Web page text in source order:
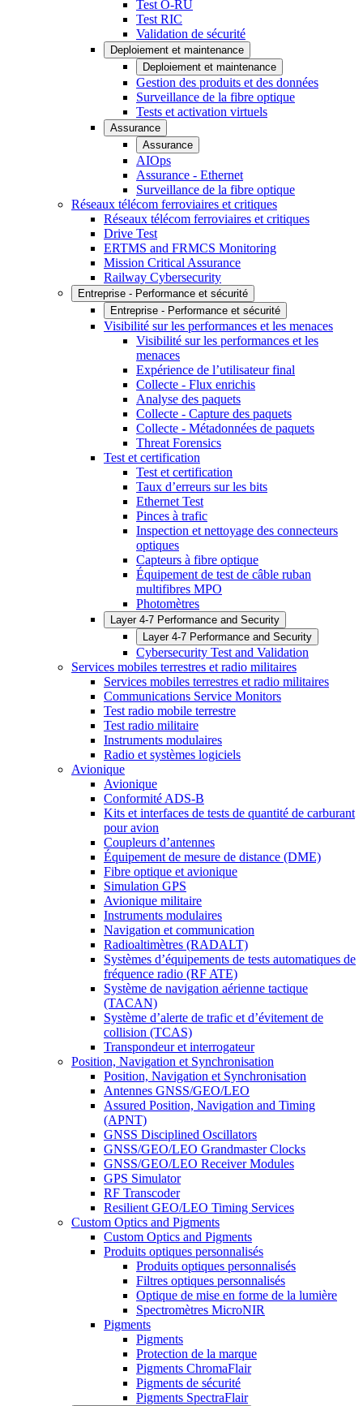
Test O-RU
Test RIC
Validation de sécurité
Deploiement et maintenance
Deploiement et maintenance
Gestion des produits et des données
Surveillance de la fibre optique
Tests et activation virtuels
Assurance
Assurance
AIOps
Assurance - Ethernet
Surveillance de la fibre optique
Réseaux télécom ferroviaires et critiques
Réseaux télécom ferroviaires et critiques
Drive Test
ERTMS and FRMCS Monitoring
Mission Critical Assurance
Railway Cybersecurity
Entreprise - Performance et sécurité
Entreprise - Performance et sécurité
Visibilité sur les performances et les menaces
Visibilité sur les performances et les
menaces
Expérience de l’utilisateur final
Collecte - Flux enrichis
Analyse des paquets
Collecte - Capture des paquets
Collecte - Métadonnées de paquets
Threat Forensics
Test et certification
Test et certification
Taux d’erreurs sur les bits
Ethernet Test
Pinces à trafic
Inspection et nettoyage des connecteurs
optiques
Capteurs à fibre optique
Équipement de test de câble ruban
multifibres MPO
Photomètres
Layer 4-7 Performance and Security
Layer 4-7 Performance and Security
Cybersecurity Test and Validation
Services mobiles terrestres et radio militaires
Services mobiles terrestres et radio militaires
Communications Service Monitors
Test radio mobile terrestre
Test radio militaire
Instruments modulaires
Radio et systèmes logiciels
Avionique
Avionique
Conformité ADS-B
Kits et interfaces de tests de quantité de carburant
pour avion
Coupleurs d’antennes
Équipement de mesure de distance (DME)
Fibre optique et avionique
Simulation GPS
Avionique militaire
Instruments modulaires
Navigation et communication
Radioaltimètres (RADALT)
Systèmes d’équipements de tests automatiques de
fréquence radio (RF ATE)
Système de navigation aérienne tactique
(TACAN)
Système d’alerte de trafic et d’évitement de
collision (TCAS)
Transpondeur et interrogateur
Position, Navigation et Synchronisation
Position, Navigation et Synchronisation
Antennes GNSS/GEO/LEO
Assured Position, Navigation and Timing
(APNT)
GNSS Disciplined Oscillators
GNSS/GEO/LEO Grandmaster Clocks
GNSS/GEO/LEO Receiver Modules
GPS Simulator
RF Transcoder
Resilient GEO/LEO Timing Services
Custom Optics and Pigments
Custom Optics and Pigments
Produits optiques personnalisés
Produits optiques personnalisés
Filtres optiques personnalisés
Optique de mise en forme de la lumière
Spectromètres MicroNIR
Pigments
Pigments
Protection de la marque
Pigments ChromaFlair
Pigments de sécurité
Pigments SpectraFlair